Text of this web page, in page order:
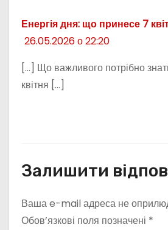
Енергія дня: що принесе 7
26.05.2026 о 22:20
[…] Що важливого потрібно
квітня […]
Залишити
Ваша e-mail адреса не
Обов’язкові поля позначені *